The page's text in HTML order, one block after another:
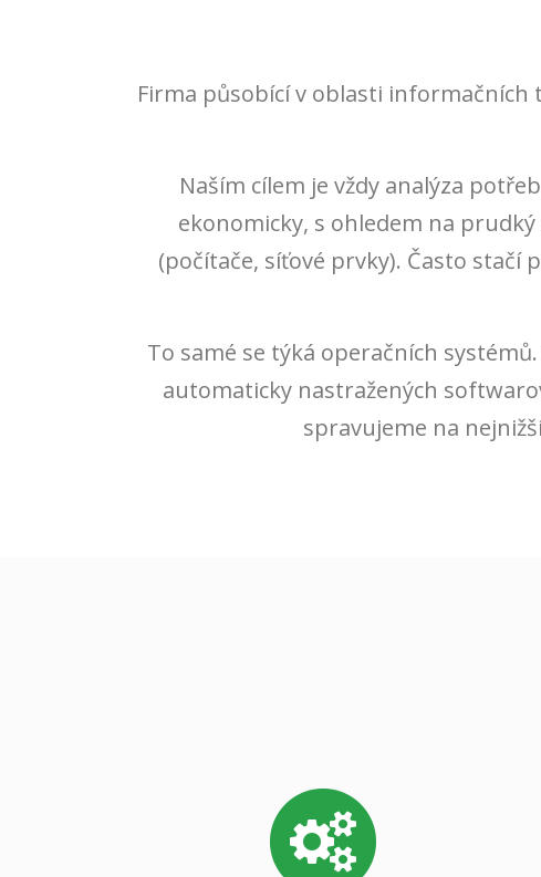
Firma působící v oblasti informačních
Naším cílem je vždy analýza
ekonomicky, s ohledem na
(počítače, síťové prvky). Často stačí
To samé se týká operačních
automaticky nastražených
spravujeme na